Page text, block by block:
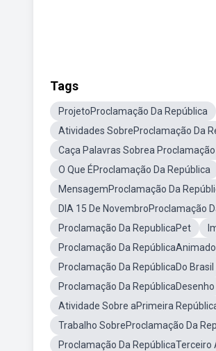
Tags
ProjetoProclamação Da República
Atividades SobreProclamação Da
Caça Palavras Sobrea
O Que ÉProclamação Da República
MensagemProclamação Da
DIA 15 De NovembroProclamação
Proclamação Da RepublicaPet
Proclamação Da RepúblicaAnimado
Proclamação Da RepúblicaDo
Proclamação Da RepúblicaDesenho
Atividade Sobre aPrimeira
Trabalho SobreProclamação Da
Proclamação Da RepúblicaTerceiro